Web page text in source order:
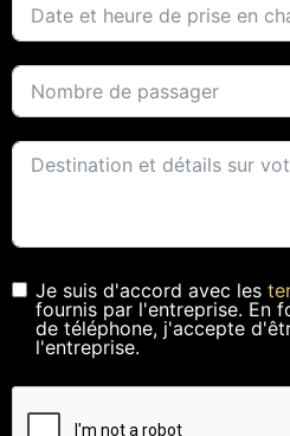
Je suis d'accord avec les
fournis par l'entreprise. En
de téléphone, j'accepte
l'entreprise.